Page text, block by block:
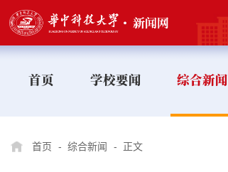
首页 学校要闻 综合新闻
首页 - 综合新闻 - 正文